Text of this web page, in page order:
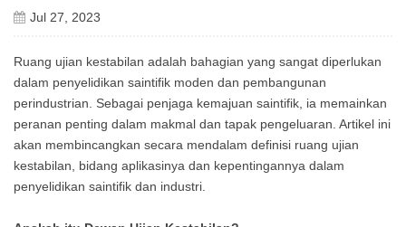
Jul 27, 2023
Ruang ujian kestabilan adalah bahagian yang sangat diperlukan
dalam penyelidikan saintifik moden dan pembangunan
perindustrian. Sebagai penjaga kemajuan saintifik, ia memainkan
peranan penting dalam makmal dan tapak pengeluaran. Artikel ini
akan membincangkan secara mendalam definisi ruang ujian
kestabilan, bidang aplikasinya dan kepentingannya dalam
penyelidikan saintifik dan industri.